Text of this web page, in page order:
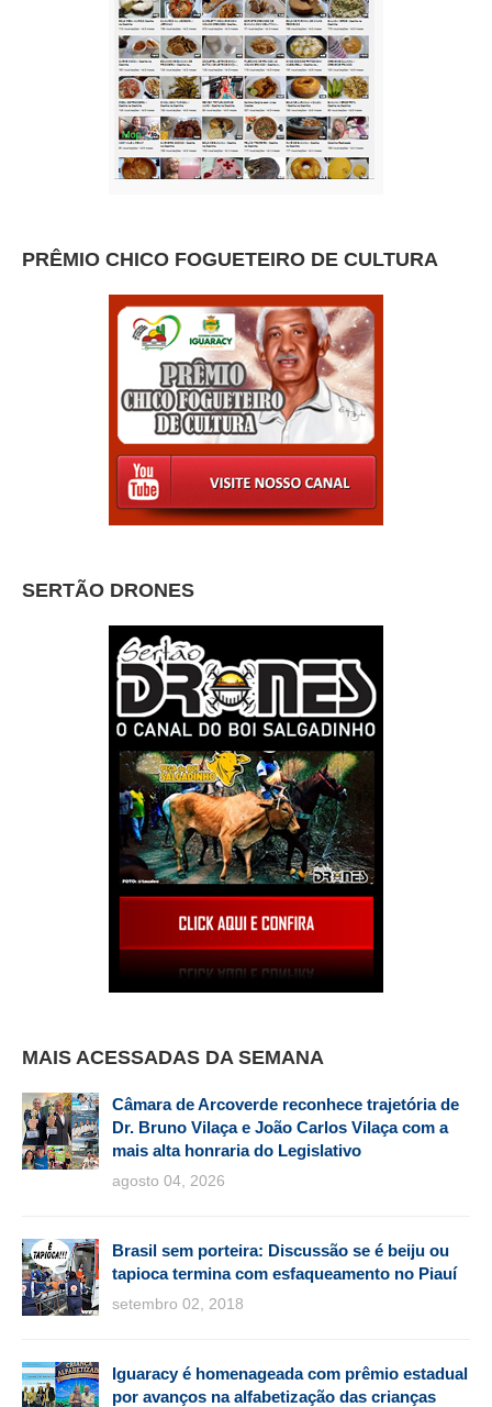
PRÊMIO CHICO FOGUETEIRO DE CULTURA
SERTÃO DRONES
MAIS ACESSADAS DA SEMANA
Câmara de Arcoverde reconhece trajetória de
Dr. Bruno Vilaça e João Carlos Vilaça com a
mais alta honraria do Legislativo
agosto 04, 2026
Brasil sem porteira: Discussão se é beiju ou
tapioca termina com esfaqueamento no Piauí
setembro 02, 2018
Iguaracy é homenageada com prêmio estadual
por avanços na alfabetização das crianças